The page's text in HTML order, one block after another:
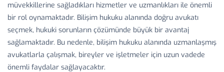
müvekkillerine sağladıkları hizmetler ve uzmanlıkları ile önemli
bir rol oynamaktadır. Bilişim hukuku alanında doğru avukatı
seçmek, hukuki sorunların çözümünde büyük bir avantaj
sağlamaktadır. Bu nedenle, bilişim hukuku alanında uzmanlaşmış
avukatlarla çalışmak, bireyler ve işletmeler için uzun vadede
önemli faydalar sağlayacaktır.